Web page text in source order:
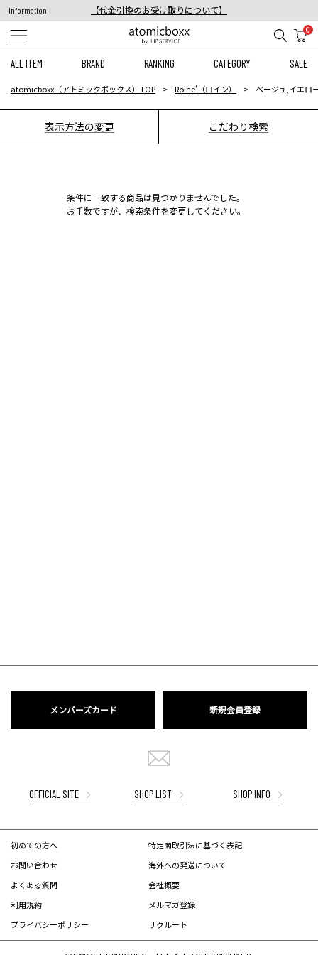
Information
【代金引換のお受け取りについて】
税込11,000円以上のご注文で送料無料！
0
ALL ITEM BRAND RANKING CATEGORY SALE
atomicboxx（アトミックボックス）TOP Roine'（ロイン） ベージュ,イエロ
表示方法の変更 こだわり検索
条件に一致する商品は見つかりませんでした。
お手数ですが、検索条件を変更してください。
メンバーズカード 新規会員登録
OFFICIAL SITE SHOP LIST SHOP INFO
初めての方へ
お問い合わせ
よくある質問
利用規約
プライバシーポリシー
特定商取引法に基づく表記
海外への発送について
会社概要
メルマガ登録
リクルート